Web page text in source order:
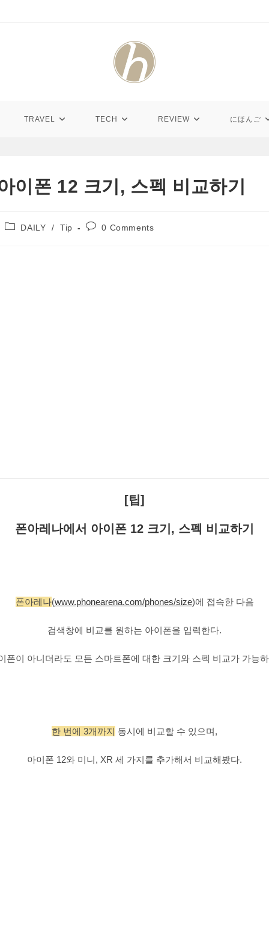
TRAVEL TECH REVIEW にほんご
이폰 12 크기, 스펙 비교하기
PostDAILY / Tip
Post0 Comments
[팁]
폰아레나에서 아이폰 12 크기, 스펙 비교하기
폰아레나(www.phonearena.com/phones/size)에 접속한 다음
검색창에 비교를 원하는 아이폰을 입력한다.
폰이 아니더라도 모든 스마트폰에 대한 크기와 스펙 비교가 가능
한 번에 3개까지 동시에 비교할 수 있으며,
아이폰 12와 미니, XR 세 가지를 추가해서 비교해봤다.